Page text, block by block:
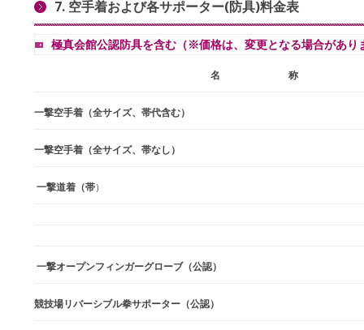
7. 空手着および各サポーター(防具)料金表
極真会館公認防具を含む（※価格は、変更となる場合があり
名 称
一撃空手着（全サイズ、帯代含む）
一撃空手着（全サイズ、帯なし）
一撃道着（帯）
一撃オープンフィンガーグローブ（公認）
競技場リバーシブル拳サポーター（公認）